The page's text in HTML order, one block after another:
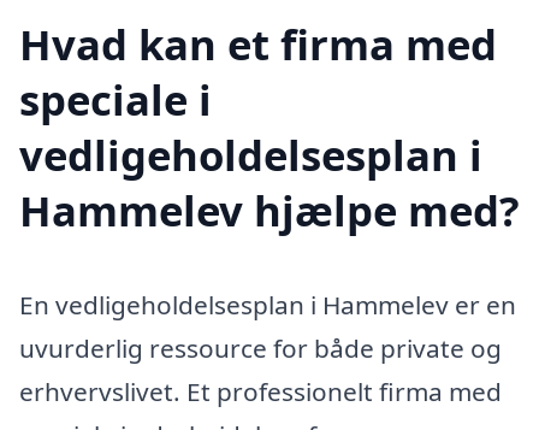
Hvad kan et firma med
speciale i
vedligeholdelsesplan i
Hammelev hjælpe med?
En vedligeholdelsesplan i Hammelev er en
uvurderlig ressource for både private og
erhvervslivet. Et professionelt firma med